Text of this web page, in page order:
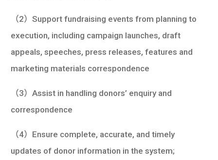
（2）Support fundraising events from planning to
execution, including campaign launches, draft
appeals, speeches, press releases, features and
marketing materials correspondence
（3）Assist in handling donors’ enquiry and
correspondence
（4）Ensure complete, accurate, and timely
updates of donor information in the system;